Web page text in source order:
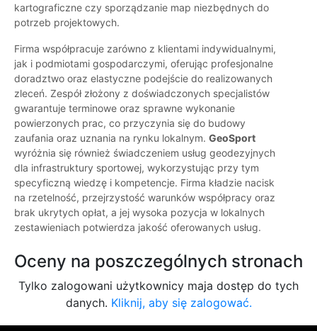
kartograficzne czy sporządzanie map niezbędnych do
potrzeb projektowych.
Firma współpracuje zarówno z klientami indywidualnymi,
jak i podmiotami gospodarczymi, oferując profesjonalne
doradztwo oraz elastyczne podejście do realizowanych
zleceń. Zespół złożony z doświadczonych specjalistów
gwarantuje terminowe oraz sprawne wykonanie
powierzonych prac, co przyczynia się do budowy
zaufania oraz uznania na rynku lokalnym. GeoSport
wyróżnia się również świadczeniem usług geodezyjnych
dla infrastruktury sportowej, wykorzystując przy tym
specyficzną wiedzę i kompetencje. Firma kładzie nacisk
na rzetelność, przejrzystość warunków współpracy oraz
brak ukrytych opłat, a jej wysoka pozycja w lokalnych
zestawieniach potwierdza jakość oferowanych usług.
Oceny na poszczególnych stronach
Tylko zalogowani użytkownicy maja dostęp do tych
danych. Kliknij, aby się zalogować.